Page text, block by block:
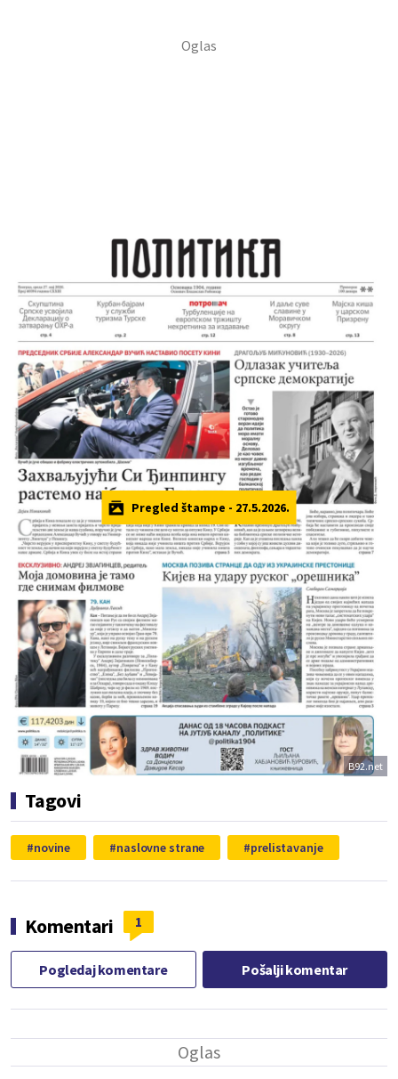
B92.net
Pregled štampe - 27.5.2026.
Tagovi
novine naslovne strane prelistavanje
Komentari 1
Pogledaj komentare Pošalji komentar